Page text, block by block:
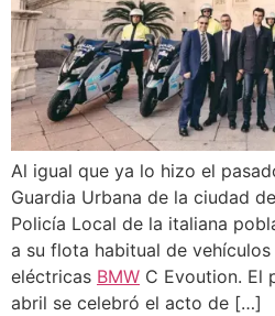
Al igual que ya lo hizo el
Guardia Urbana de la ciudad
Policía Local de la italiana
a su flota habitual de
eléctricas BMW C Evoution. El
abril se celebró el acto de […]